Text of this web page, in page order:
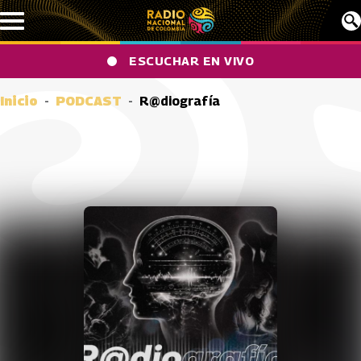
Pasar al contenido principal
ESCUCHAR EN VIVO
Inicio PODCAST R@diografía